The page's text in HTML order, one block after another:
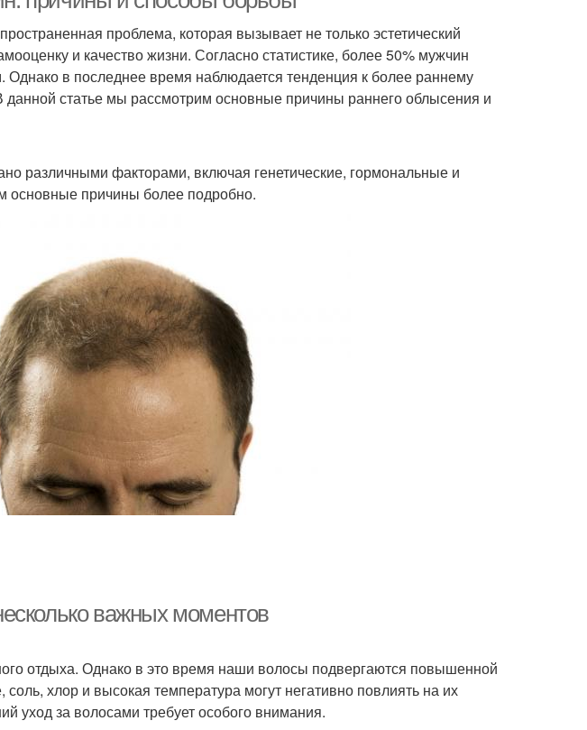
проблема, которая вызывает не только эстетический
и качество жизни. Согласно статистике, более 50% мужчин
Однако в последнее время наблюдается тенденция к более раннему
статье мы рассмотрим основные причины раннего облысения и
различными факторами, включая генетические, гормональные и
основные причины более подробно.
важных моментов
отдыха. Однако в это время наши волосы подвергаются повышенной
соль, хлор и высокая температура могут негативно повлиять на их
уход за волосами требует особого внимания.